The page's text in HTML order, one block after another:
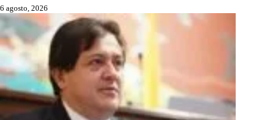
6 agosto, 2026